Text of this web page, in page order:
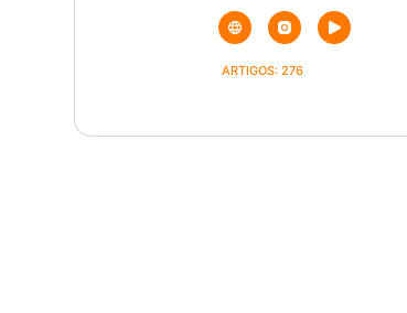
ARTIGOS: 276